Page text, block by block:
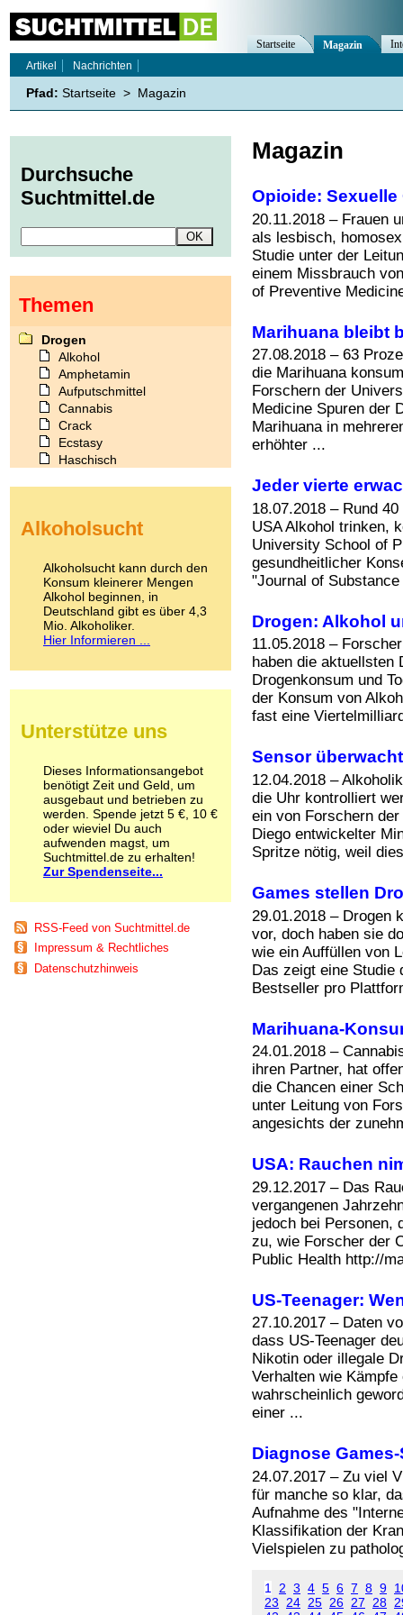
Magazin
Opioide:
20.11.2018 – Frauen
als lesbisch,
Studie unter der
einem Missbrauch
of Preventive
Marihuana bleibt
27.08.2018 – 63
die Marihuana
Forschern der
Medicine Spuren der
Marihuana in
erhöhter ...
Jeder vierte
18.07.2018 – Rund
USA Alkohol trinken,
University School of
gesundheitlicher
"Journal of
Drogen: Alkohol
11.05.2018 –
haben die aktuellsten
Drogenkonsum und
der Konsum von
fast eine
Sensor
12.04.2018 –
die Uhr kontrolliert
ein von Forschern
Diego entwickelter
Spritze nötig, weil
Games stellen
29.01.2018 – Drogen
vor, doch haben sie
wie ein Auffüllen von
Das zeigt eine Studie
Bestseller pro
Marihuana-
24.01.2018 –
ihren Partner, hat
die Chancen einer
unter Leitung von
angesichts der
USA: Rauchen
29.12.2017 – Das
vergangenen
jedoch bei Personen,
zu, wie Forscher der
Public Health http://
US-Teenager:
27.10.2017 – Daten
dass US-Teenager
Nikotin oder illegale
Verhalten wie
wahrscheinlich
einer ...
Diagnose
24.07.2017 – Zu viel
für manche so klar,
Aufnahme des
Klassifikation der
Vielspielen zu
1 2 3 4 5 6 7 8 9
23
24 25 26 27 28
Startseite Magazin
Artikel
Nachrichten
Pfad: Startseite > Magazin
Durchsuche
Suchtmittel.de
Themen
Drogen
Alkohol
Amphetamin
Aufputschmittel
Cannabis
Crack
Ecstasy
Haschisch
Kokain
LSD
Marihuana
Medikamente
Meskalin
Metamphetamin
Methadon
Pilze
Psychopharmaka
Schlafmittel
Schmerzmittel
Schnüffelstoffe
Spice
Sucht / Süchte
Alkoholsucht
Co-Abhängigkeit
Computersucht
Ess-Brechsucht
Essstörungen
Fernsehsucht
Alkoholsucht
Alkoholsucht kann durch den
Konsum kleinerer Mengen
Alkohol beginnen, in
Deutschland gibt es über 4,3
Mio. Alkoholiker.
Hier Informieren ...
Unterstütze uns
Dieses Informationsangebot
benötigt Zeit und Geld, um
ausgebaut und betrieben zu
werden. Spende jetzt 5 €, 10 €
oder wieviel Du auch
aufwenden magst, um
Suchtmittel.de zu erhalten!
Zur Spendenseite...
RSS-Feed von Suchtmittel.de
Impressum & Rechtliches
Datenschutzhinweis